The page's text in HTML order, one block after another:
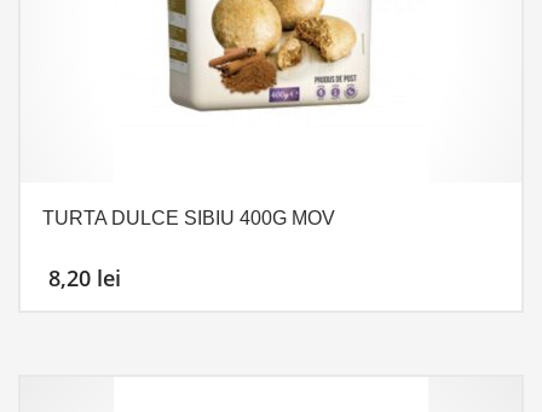
TURTA DULCE SIBIU 400G MOV
8,20 lei